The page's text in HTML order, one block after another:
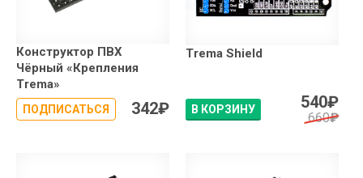
Конструктор ПВХ
Чёрный «Крепления
Trema»
ПОДПИСАТЬСЯ 342₽
Trema Shield
В КОРЗИНУ 540₽
660₽